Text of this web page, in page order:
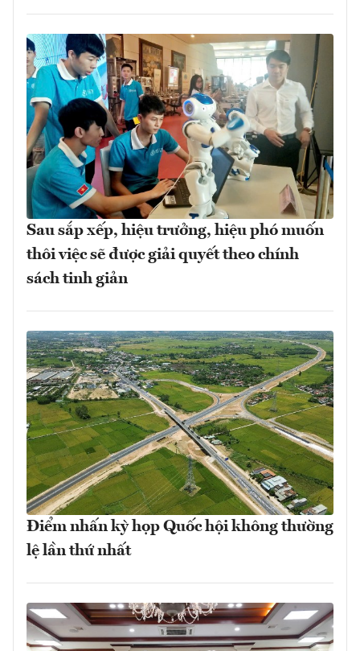
Sau sắp xếp, hiệu trưởng, hiệu phó muốn
thôi việc sẽ được giải quyết theo chính
sách tinh giản
Điểm nhấn kỳ họp Quốc hội không thường
lệ lần thứ nhất